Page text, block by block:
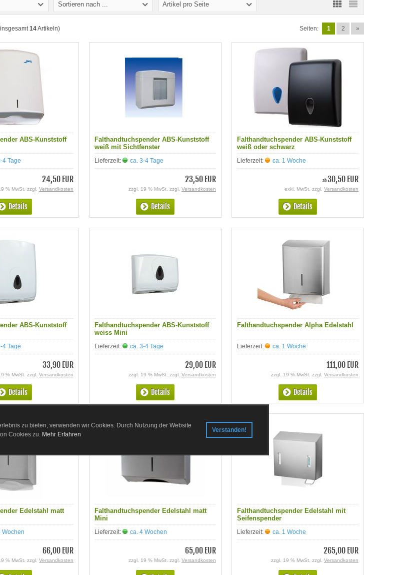
zu bieten, verwenden wir Cookies. Durch Nutzung der Website
Cookies zu. Mehr Erfahren
Verstanden!
Sortieren nach ... Artikel pro Seite
14Artikeln) Seiten: 1 2 »
ABS-Kunststoff
4 Tage
24,50 EUR
% MwSt. zzgl. Versandkosten
Details
Falthandtuchspender ABS-Kunststoff
weiß mit Sichtfenster
Lieferzeit: ca. 3-4 Tage
23,50 EUR
zzgl. 19 % MwSt. zzgl. Versandkosten
Details
Falthandtuchspender ABS-Kunststoff
weiß oder schwarz
Lieferzeit: ca. 1 Woche
ab30,50 EUR
exkl. MwSt. zzgl. Versandkosten
Details
ABS-Kunststoff
4 Tage
33,90 EUR
% MwSt. zzgl. Versandkosten
Details
Falthandtuchspender ABS-Kunststoff
weiss Mini
Lieferzeit: ca. 3-4 Tage
29,00 EUR
zzgl. 19 % MwSt. zzgl. Versandkosten
Details
Falthandtuchspender Alpha Edelstahl
Lieferzeit: ca. 1 Woche
111,00 EUR
zzgl. 19 % MwSt. zzgl. Versandkosten
Details
Edelstahl matt
Wochen
66,00 EUR
% MwSt. zzgl. Versandkosten
Falthandtuchspender Edelstahl matt
Mini
Lieferzeit: ca. 4 Wochen
65,00 EUR
zzgl. 19 % MwSt. zzgl. Versandkosten
Falthandtuchspender Edelstahl mit
Seifenspender
Lieferzeit: ca. 1 Woche
265,00 EUR
zzgl. 19 % MwSt. zzgl. Versandkosten